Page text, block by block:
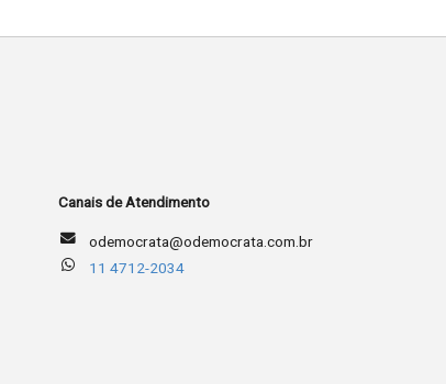
Canais de Atendimento
odemocrata@odemocrata.com.br
11 4712-2034